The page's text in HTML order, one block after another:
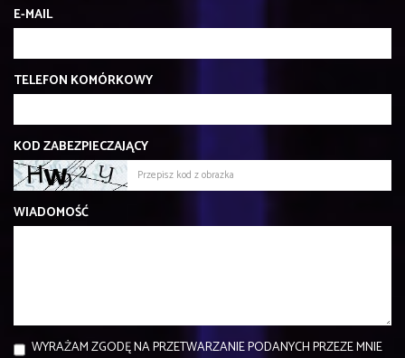
E-MAIL
TELEFON KOMÓRKOWY
KOD ZABEZPIECZAJĄCY
WIADOMOŚĆ
WYRAŻAM ZGODĘ NA PRZETWARZANIE PODANYCH PRZEZE MNIE